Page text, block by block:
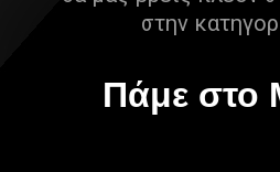
στην
Πάμε στο